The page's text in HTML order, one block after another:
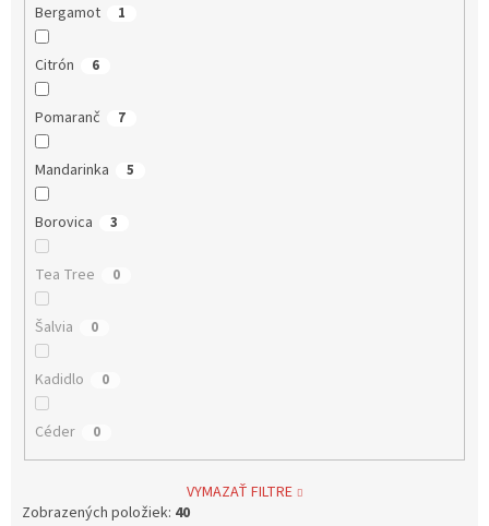
Bergamot 1
Citrón 6
Pomaranč 7
Mandarinka 5
Borovica 3
Tea Tree 0
Šalvia 0
Kadidlo 0
Céder 0
VYMAZAŤ FILTRE
Zobrazených položiek: 40